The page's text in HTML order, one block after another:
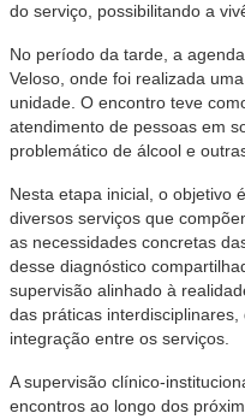
do serviço, possibilitando a
No período da tarde, a
Veloso, onde foi realizada
unidade. O encontro teve
atendimento de pessoas em
problemático de álcool e
Nesta etapa inicial, o objetivo
diversos serviços que
as necessidades concretas
desse diagnóstico
supervisão alinhado à
das práticas
integração entre os serviços.
A supervisão clínico-
encontros ao longo dos